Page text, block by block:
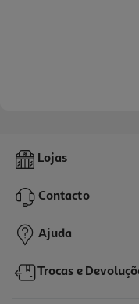
Ração Para Cão Médio
24,99 €
Lojas
Contacto
Ajuda
Trocas e